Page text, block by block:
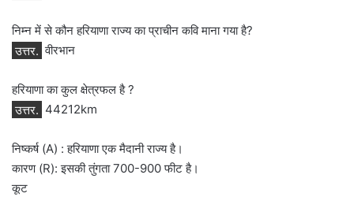
निम्न में से कौन हरियाणा राज्य का प्राचीन कवि माना गया है?
उत्तर. वीरभान
हरियाणा का कुल क्षेत्रफल है ?
उत्तर. 44212km
निष्कर्ष (A) : हरियाणा एक मैदानी राज्य है।
कारण (R): इसकी तुंगता 700-900 फीट है।
कूट